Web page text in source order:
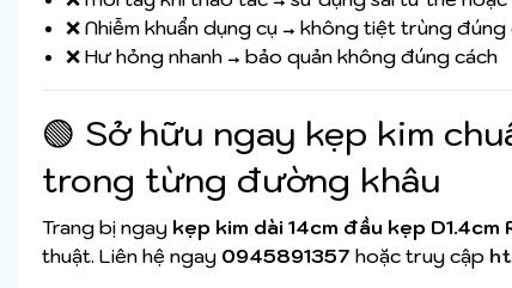
❌ Nhiễm khuẩn dụng cụ → không tiệt trùng
❌ Hư hỏng nhanh → bảo quản không đúng cách
🟢 Sở hữu ngay kẹp kim
trong từng đường khâu
Trang bị ngay kẹp kim dài 14cm đầu kẹp D1.4cm
thuật. Liên hệ ngay 0945891357 hoặc truy cập